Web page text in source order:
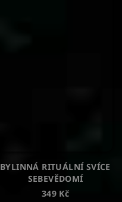
BYLINNÁ RITUÁLNÍ SVÍCE
SEBEVĚDOMÍ
349 Kč